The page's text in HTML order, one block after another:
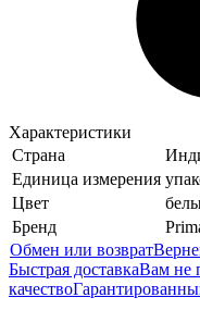
Характеристики
Страна
Единица измерения
Цвет
Бренд
Обмен или возврат
Быстрая доставкаВам не
качество